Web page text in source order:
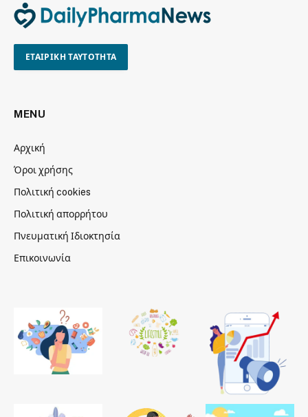
ΕΤΑΙΡΙΚΗ ΤΑΥΤΟΤΗΤΑ
MENU
Αρχική
Όροι χρήσης
Πολιτική cookies
Πολιτική απορρήτου
Πνευματική Ιδιοκτησία
Επικοινωνία